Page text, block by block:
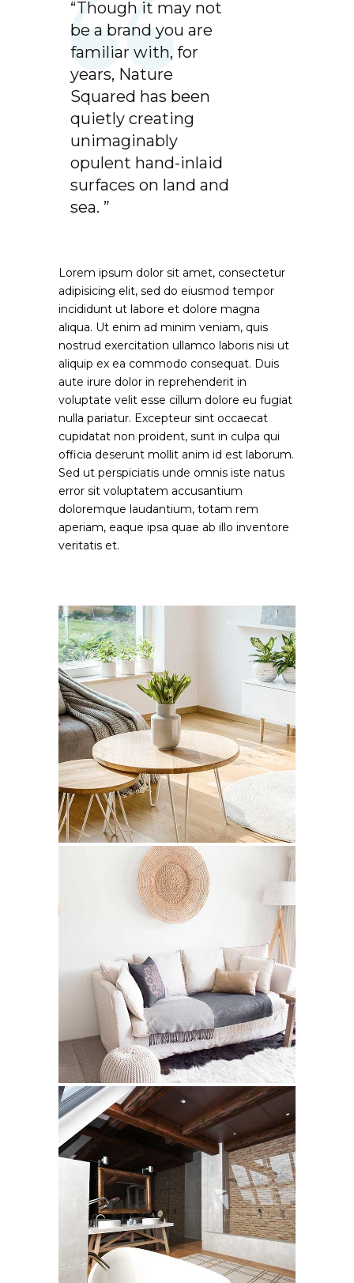
“Though it may not
be a brand you are
familiar with, for
years, Nature
Squared has been
quietly creating
unimaginably
opulent hand-inlaid
surfaces on land and
sea. ”
Lorem ipsum dolor sit amet, consectetur
adipisicing elit, sed do eiusmod tempor
incididunt ut labore et dolore magna
aliqua. Ut enim ad minim veniam, quis
nostrud exercitation ullamco laboris nisi ut
aliquip ex ea commodo consequat. Duis
aute irure dolor in reprehenderit in
voluptate velit esse cillum dolore eu fugiat
nulla pariatur. Excepteur sint occaecat
cupidatat non proident, sunt in culpa qui
officia deserunt mollit anim id est laborum.
Sed ut perspiciatis unde omnis iste natus
error sit voluptatem accusantium
doloremque laudantium, totam rem
aperiam, eaque ipsa quae ab illo inventore
veritatis et.